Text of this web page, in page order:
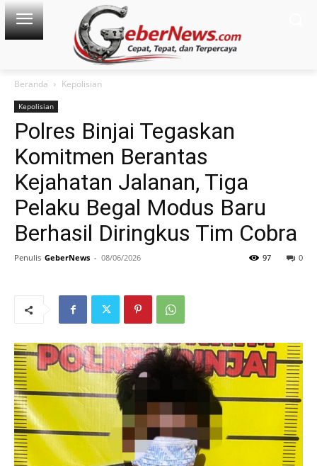
Beranda Kepolisian
Kepolisian
Polres Binjai Tegaskan
Komitmen Berantas
Kejahatan Jalanan, Tiga
Pelaku Begal Modus Baru
Berhasil Diringkus Tim Cobra
Penulis GeberNews - 08/06/2026 0
97